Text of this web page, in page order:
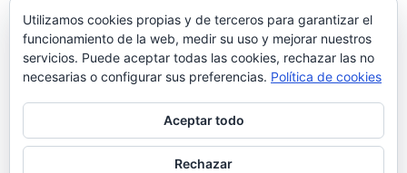
Utilizamos cookies propias y de terceros para garantizar el
funcionamiento de la web, medir su uso y mejorar nuestros
servicios. Puede aceptar todas las cookies, rechazar las no
necesarias o configurar sus preferencias. Política de cookies
Aceptar todo
Rechazar